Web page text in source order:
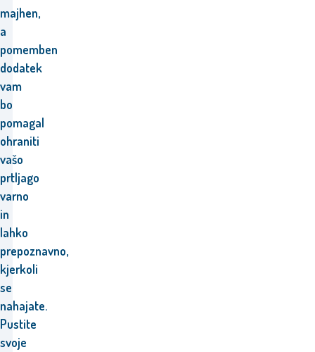
majhen,
a
pomemben
dodatek
vam
bo
pomagal
ohraniti
vašo
prtljago
varno
in
lahko
prepoznavno,
kjerkoli
se
nahajate.
Pustite
svoje